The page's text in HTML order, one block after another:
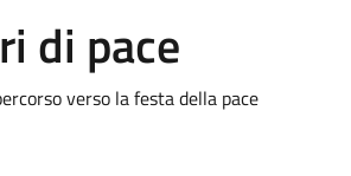
di pace
verso la festa della pace